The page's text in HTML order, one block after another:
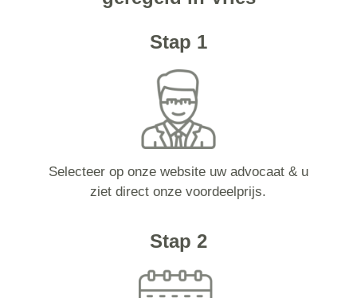
Stap 1
Selecteer op onze website uw advocaat & u
ziet direct onze voordeelprijs.
Stap 2